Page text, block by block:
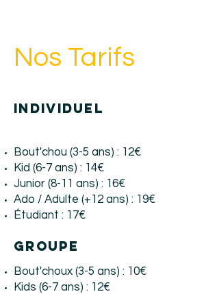
Nos Tarifs
Individuel
Bout'chou (3-5 ans) : 12€
Kid (6-7 ans) : 14€
Junior (8-11 ans) : 16€
Ado / Adulte (+12 ans) : 19€
Étudiant : 17€
GROUPE
Bout'choux (3-5 ans) : 10€
Kids (6-7 ans) : 12€